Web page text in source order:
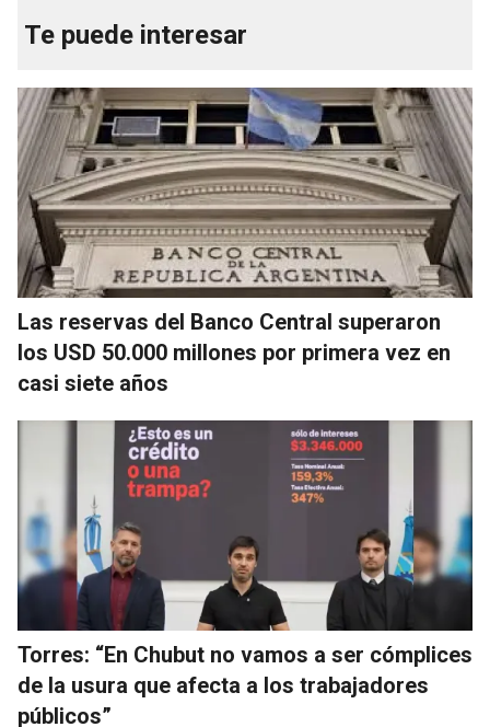
Te puede interesar
Las reservas del Banco Central superaron
los USD 50.000 millones por primera vez en
casi siete años
Torres: “En Chubut no vamos a ser cómplices
de la usura que afecta a los trabajadores
públicos”